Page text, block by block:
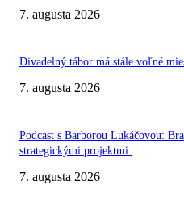
7. augusta 2026
Divadelný tábor má stále voľné
7. augusta 2026
Podcast s Barborou Lukáčovou:
strategickými projektmi.
7. augusta 2026